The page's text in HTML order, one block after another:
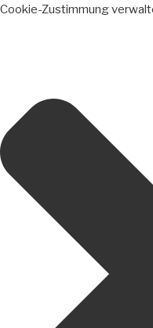
Cookie-Zustimmung